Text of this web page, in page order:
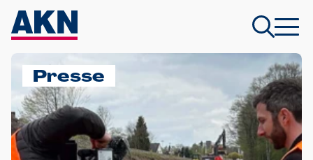
Presse